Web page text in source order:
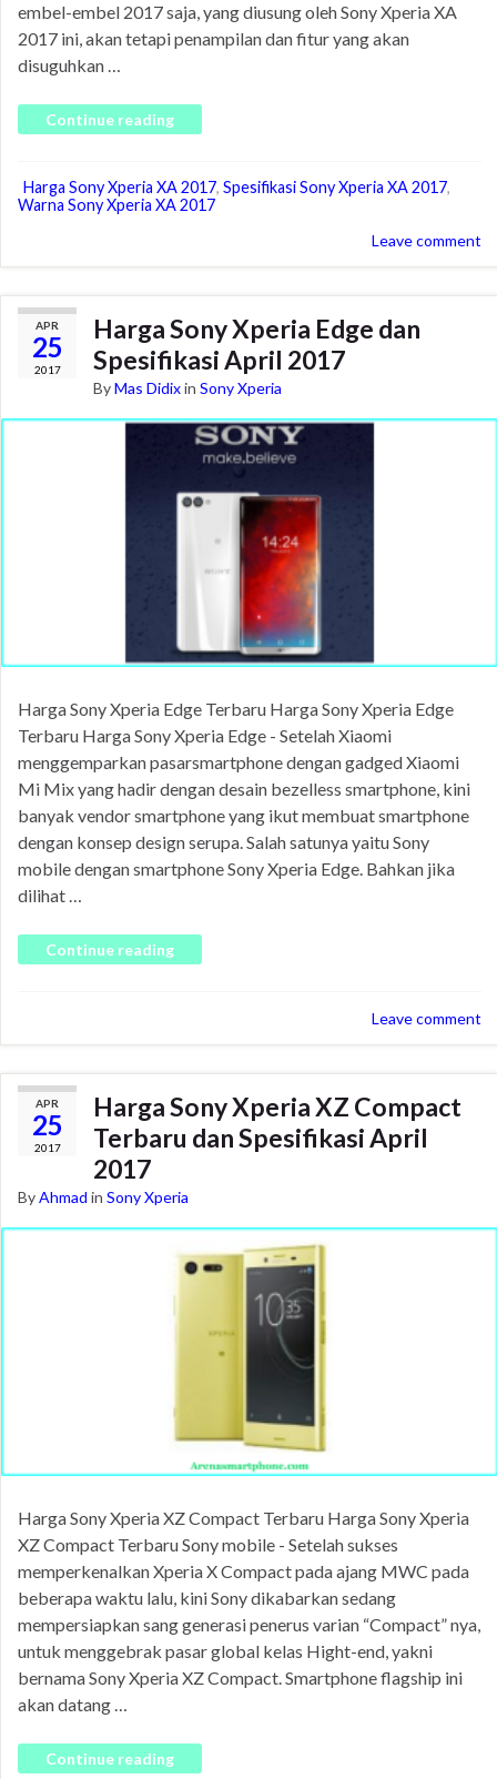
embel-embel 2017 saja, yang diusung oleh Sony Xperia XA
2017 ini, akan tetapi penampilan dan fitur yang akan
disuguhkan …
Continue reading
Harga Sony Xperia XA 2017, Spesifikasi Sony Xperia XA 2017,
Warna Sony Xperia XA 2017
Leave comment
APR
25
2017
Harga Sony Xperia Edge dan
Spesifikasi April 2017
ByMas Didixin Sony Xperia
Harga Sony Xperia Edge Terbaru Harga Sony Xperia Edge
Terbaru Harga Sony Xperia Edge - Setelah Xiaomi
menggemparkan pasarsmartphone dengan gadged Xiaomi
Mi Mix yang hadir dengan desain bezelless smartphone, kini
banyak vendor smartphone yang ikut membuat smartphone
dengan konsep design serupa. Salah satunya yaitu Sony
mobile dengan smartphone Sony Xperia Edge. Bahkan jika
dilihat …
Continue reading
Leave comment
APR
25
2017
Harga Sony Xperia XZ Compact
Terbaru dan Spesifikasi April
2017
ByAhmad in Sony Xperia
Harga Sony Xperia XZ Compact Terbaru Harga Sony Xperia
XZ Compact Terbaru Sony mobile - Setelah sukses
memperkenalkan Xperia X Compact pada ajang MWC pada
beberapa waktu lalu, kini Sony dikabarkan sedang
mempersiapkan sang generasi penerus varian “Compact” nya,
untuk menggebrak pasar global kelas Hight-end, yakni
bernama Sony Xperia XZ Compact. Smartphone flagship ini
akan datang …
Continue reading